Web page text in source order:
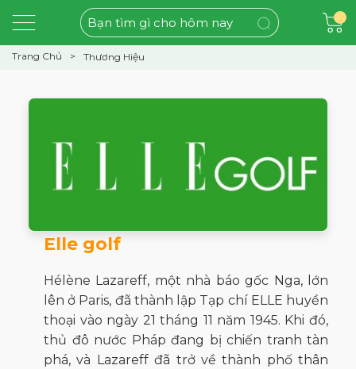
Trang Chủ Thương Hiệu
Elle golf
Hélène Lazareff, một nhà báo gốc Nga, lớn
lên ở Paris, đã thành lập Tạp chí ELLE huyền
thoại vào ngày 21 tháng 11 năm 1945. Khi đó,
thủ đô nước Pháp đang bị chiến tranh tàn
phá, và Lazareff đã trở về thành phố thân